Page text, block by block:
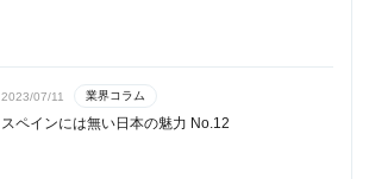
2023/07/11 業界コラム
スペインには無い日本の魅力 No.12